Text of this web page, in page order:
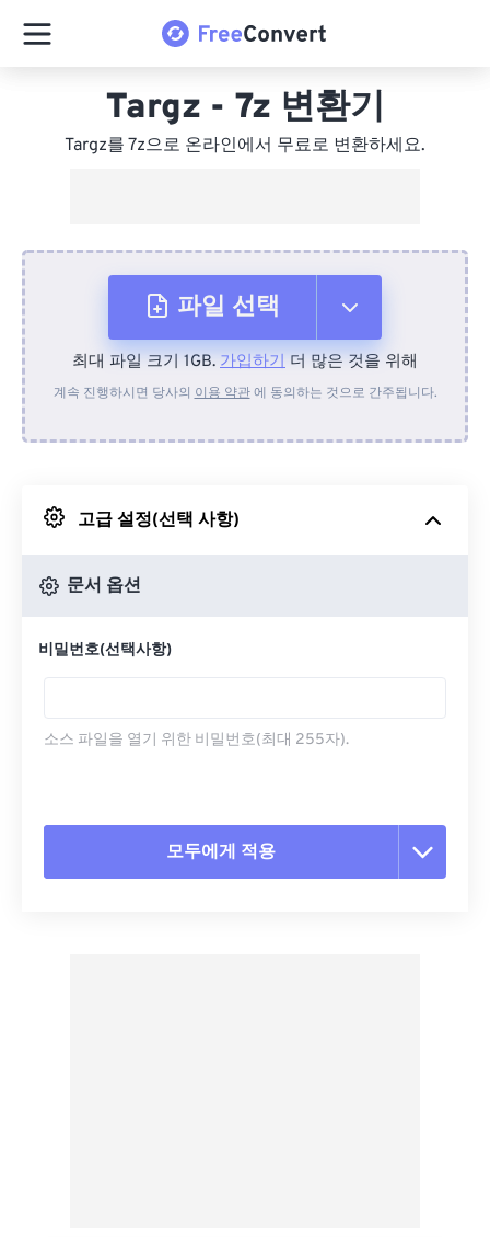
Targz - 7z 변환기
Targz를 7z으로 온라인에서 무료로 변환하세요.
파일 선택
장치에서
Google 드라이브에서
최대 파일 크기 1GB. 가입하기 더 많은 것을 위해
계속 진행하시면 당사의 이용 약관에 동의하는 것으로 간주됩니다.
고급 설정(선택 사항)
문서 옵션
비밀번호(선택사항)
소스 파일을 열기 위한 비밀번호(최대 255자).
모두에게 적용